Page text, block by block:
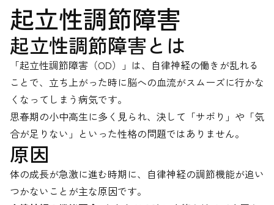
起立性調節障害
起立性調節障害とは
「起立性調節障害（OD）」は、自律神経の働きが乱れる
ことで、立ち上がった時に脳への血流がスムーズに行かな
くなってしまう病気です。
思春期の小中高生に多く見られ、決して「サボり」や「気
合が足りない」といった性格の問題ではありません。
原因
体の成長が急激に進む時期に、自律神経の調節機能が追い
つかないことが主な原因です。